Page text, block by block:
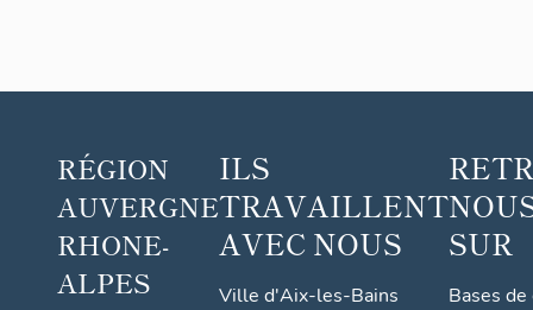
RÉGION
AUVERGNE
RHONE-
ALPES
ILS
TRAVAILLENT
AVEC NOUS
Ville d'Aix-les-Bains
SUR
Bases